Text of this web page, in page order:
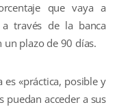
que vaya a
través de la banca
un plazo de 90 días.
«práctica, posible y
puedan acceder a sus